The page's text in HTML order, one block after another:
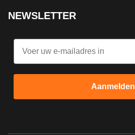
NEWSLETTER
Email
Aanmelden